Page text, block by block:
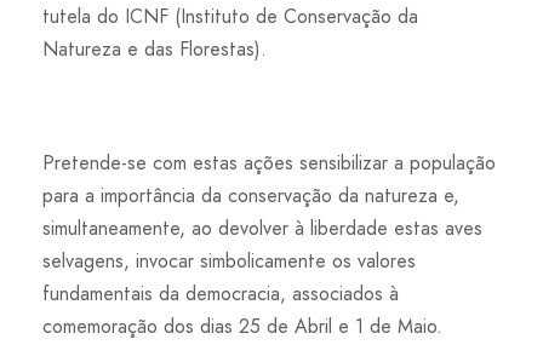
tutela do ICNF (Instituto de Conservação da
Natureza e das Florestas).
Pretende-se com estas ações sensibilizar a população
para a importância da conservação da natureza e,
simultaneamente, ao devolver à liberdade estas aves
selvagens, invocar simbolicamente os valores
fundamentais da democracia, associados à
comemoração dos dias 25 de Abril e 1 de Maio.